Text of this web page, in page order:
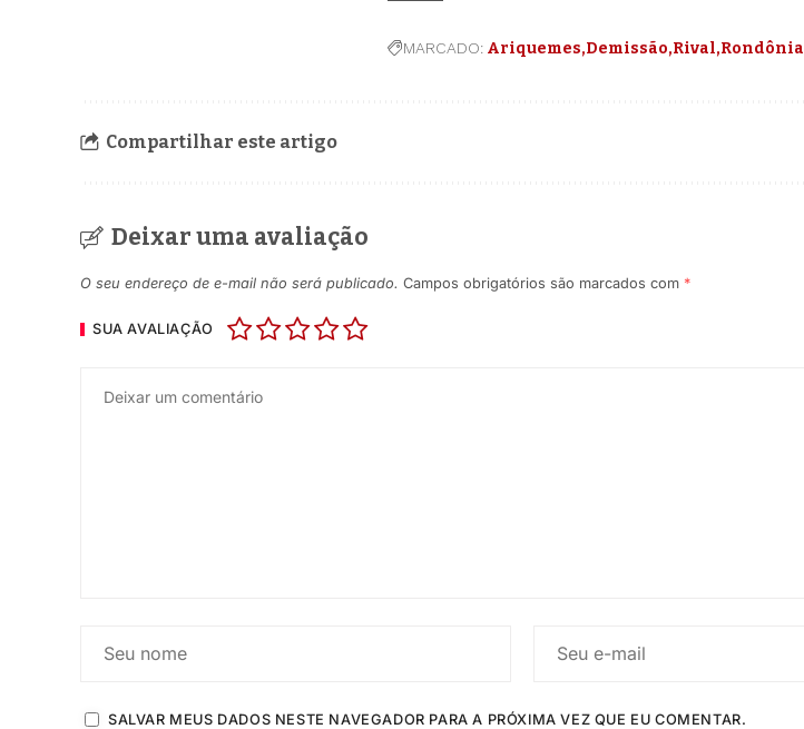
MARCADO: Ariquemes Demissão Rival Rondônia
Compartilhar este artigo
Deixar uma avaliação
O seu endereço de e-mail não será publicado. Campos obrigatórios são marcados com *
SUA AVALIAÇÃO
SALVAR MEUS DADOS NESTE NAVEGADOR PARA A PRÓXIMA VEZ QUE EU COMENTAR.